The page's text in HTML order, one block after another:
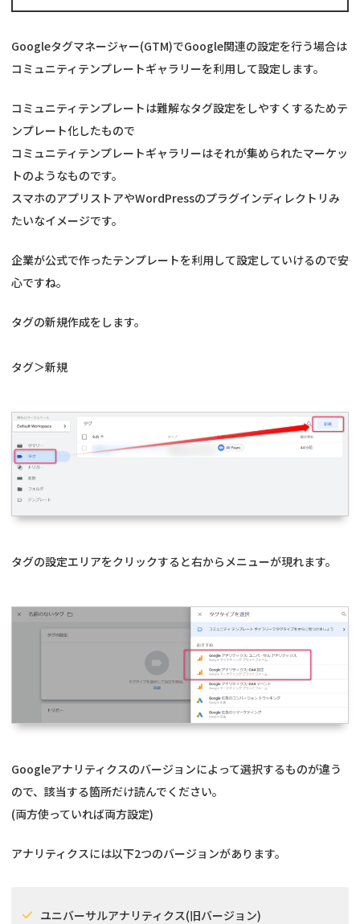
Googleタグマネージャー(GTM)でGoogle関連の設定を行う場合は
コミュニティテンプレートギャラリーを利用して設定します。
コミュニティテンプレートは難解なタグ設定をしやすくするためテ
ンプレート化したもので
コミュニティテンプレートギャラリーはそれが集められたマーケッ
トのようなものです。
スマホのアプリストアやWordPressのプラグインディレクトリみ
たいなイメージです。
企業が公式で作ったテンプレートを利用して設定していけるので安
心ですね。
タグの新規作成をします。
タグ＞新規
タグの設定エリアをクリックすると右からメニューが現れます。
Googleアナリティクスのバージョンによって選択するものが違う
ので、該当する箇所だけ読んでください。
(両方使っていれば両方設定)
アナリティクスには以下2つのバージョンがあります。
ユニバーサルアナリティクス(旧バージョン)